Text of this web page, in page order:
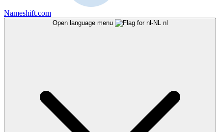
Nameshift.com
Open language menu nl